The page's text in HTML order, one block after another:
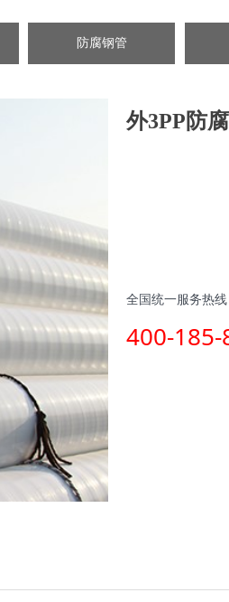
外3PP防
防腐钢管
全国统一服务热线
400-185-